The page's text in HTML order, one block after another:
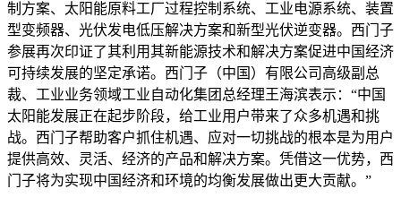
制方案、太阳能原料工厂过程控制系统、工业电源系统、装置
型变频器、光伏发电低压解决方案和新型光伏逆变器。西门子
参展再次印证了其利用其新能源技术和解决方案促进中国经济
可持续发展的坚定承诺。西门子（中国）有限公司高级副总
裁、工业业务领域工业自动化集团总经理王海滨表示：“中国
太阳能发展正在起步阶段，给工业用户带来了众多机遇和挑
战。西门子帮助客户抓住机遇、应对一切挑战的根本是为用户
提供高效、灵活、经济的产品和解决方案。凭借这一优势，西
门子将为实现中国经济和环境的均衡发展做出更大贡献。”